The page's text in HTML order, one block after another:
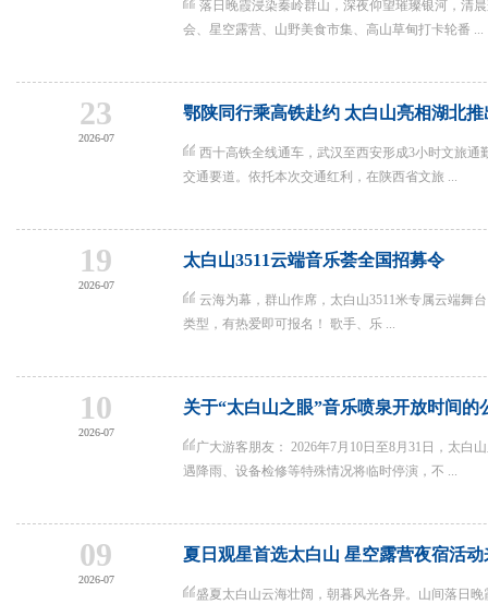
落日晚霞浸染秦岭群山，深夜仰望璀璨银河，清
会、星空露营、山野美食市集、高山草甸打卡轮番 ...
23
2026-07
鄂陕同行乘高铁赴约 太白山亮相湖北
西十高铁全线通车，武汉至西安形成3小时文旅
交通要道。依托本次交通红利，在陕西省文旅 ...
19
2026-07
太白山3511云端音乐荟全国招募令
云海为幕，群山作席，太白山3511米专属云端舞
类型，有热爱即可报名！ 歌手、乐 ...
10
2026-07
关于“太白山之眼”音乐喷泉开放时间的
广大游客朋友： 2026年7月10日至8月31日，太白
遇降雨、设备检修等特殊情况将临时停演，不 ...
09
2026-07
夏日观星首选太白山 星空露营夜宿活动
盛夏太白山云海壮阔，朝暮风光各异。山间落日